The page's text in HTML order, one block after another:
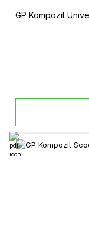
GP Kompozit